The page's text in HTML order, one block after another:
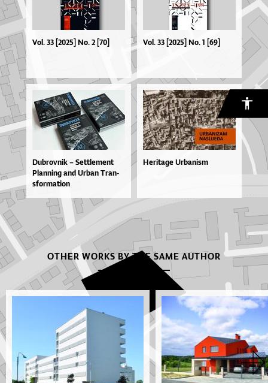
Vol. 33 [2025] No. 2 [70] Vol. 33 [2025] No. 1 [69]
Du­brov­nik – Set­tle­me­nt
Plan­ni­ng and Ur­ban Tran­
sfor­ma­ti­on
Heritage Urbanism
OTHER WORKS BY THE SAME AUTHOR